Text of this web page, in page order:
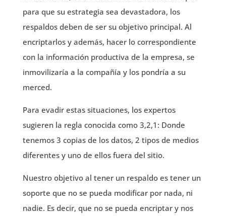
para que su estrategia sea devastadora, los
respaldos deben de ser su objetivo principal. Al
encriptarlos y además, hacer lo correspondiente
con la información productiva de la empresa, se
inmovilizaría a la compañía y los pondría a su
merced.
Para evadir estas situaciones, los expertos
sugieren la regla conocida como 3,2,1: Donde
tenemos 3 copias de los datos, 2 tipos de medios
diferentes y uno de ellos fuera del sitio.
Nuestro objetivo al tener un respaldo es tener un
soporte que no se pueda modificar por nada, ni
nadie. Es decir, que no se pueda encriptar y nos